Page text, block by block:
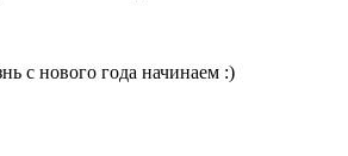
с нового года начинаем :)